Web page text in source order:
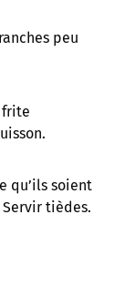
peu
frite
qu’ils soient
tièdes.